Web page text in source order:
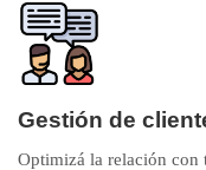
Gestión de
Optimizá la relación con